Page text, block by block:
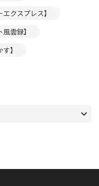
クスプレス】
雲録】
】